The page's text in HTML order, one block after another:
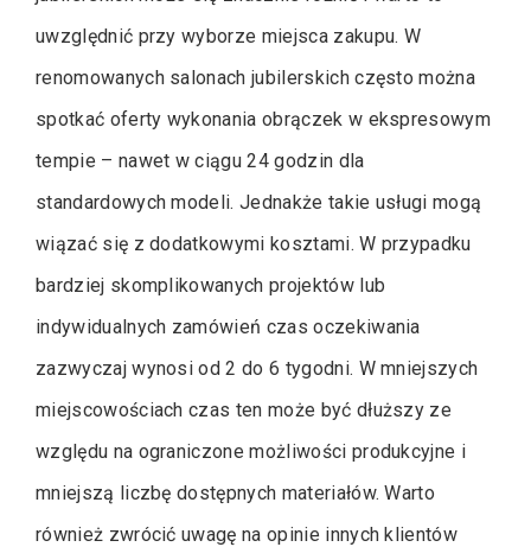
uwzględnić przy wyborze miejsca zakupu. W
renomowanych salonach jubilerskich często można
spotkać oferty wykonania obrączek w ekspresowym
tempie – nawet w ciągu 24 godzin dla
standardowych modeli. Jednakże takie usługi mogą
wiązać się z dodatkowymi kosztami. W przypadku
bardziej skomplikowanych projektów lub
indywidualnych zamówień czas oczekiwania
zazwyczaj wynosi od 2 do 6 tygodni. W mniejszych
miejscowościach czas ten może być dłuższy ze
względu na ograniczone możliwości produkcyjne i
mniejszą liczbę dostępnych materiałów. Warto
również zwrócić uwagę na opinie innych klientów